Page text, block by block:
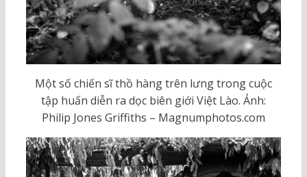
Một số chiến sĩ thồ hàng trên lưng trong cuộc
tập huấn diễn ra dọc biên giới Việt Lào. Ảnh:
Philip Jones Griffiths – Magnumphotos.com